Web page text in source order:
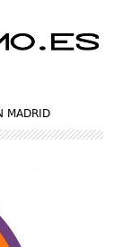
MADRID